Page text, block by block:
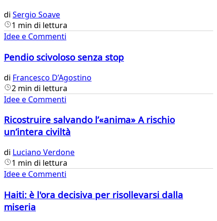
di Sergio Soave
1 min di lettura
Idee e Commenti
Pendio scivoloso senza stop
di Francesco D’Agostino
2 min di lettura
Idee e Commenti
Ricostruire salvando l’«anima» A rischio
un’intera civiltà
di Luciano Verdone
1 min di lettura
Idee e Commenti
Haiti: è l'ora decisiva per risollevarsi dalla
miseria